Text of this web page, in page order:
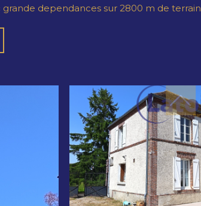
dependances sur 2800 m de terrain